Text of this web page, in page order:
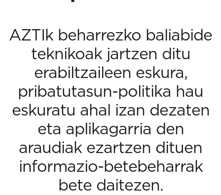
AZTIk beharrezko baliabide
teknikoak jartzen ditu
erabiltzaileen eskura,
pribatutasun-politika hau
eskuratu ahal izan dezaten
eta aplikagarria den
araudiak ezartzen dituen
informazio-betebeharrak
bete daitezen.